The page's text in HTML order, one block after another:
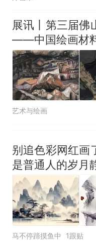
展讯丨第三届佛
——中国绘画材
艺术与绘画
别追色彩网红画
是普通人的岁月
马不停蹄摸鱼中 1跟贴